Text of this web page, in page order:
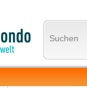
Suchen